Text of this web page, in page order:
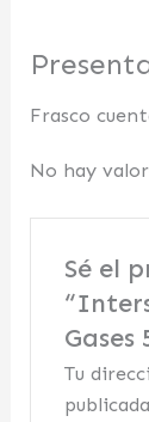
Frasco
No hay
Sé el
Gases
Tu